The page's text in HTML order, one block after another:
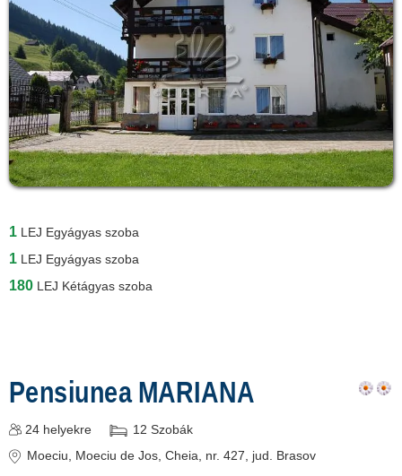
1 LEJ Egyágyas szoba
1 LEJ Egyágyas szoba
180 LEJ Kétágyas szoba
Pensiunea MARIANA
24 helyekre 12 Szobák
Moeciu, Moeciu de Jos, Cheia, nr. 427, jud. Brasov